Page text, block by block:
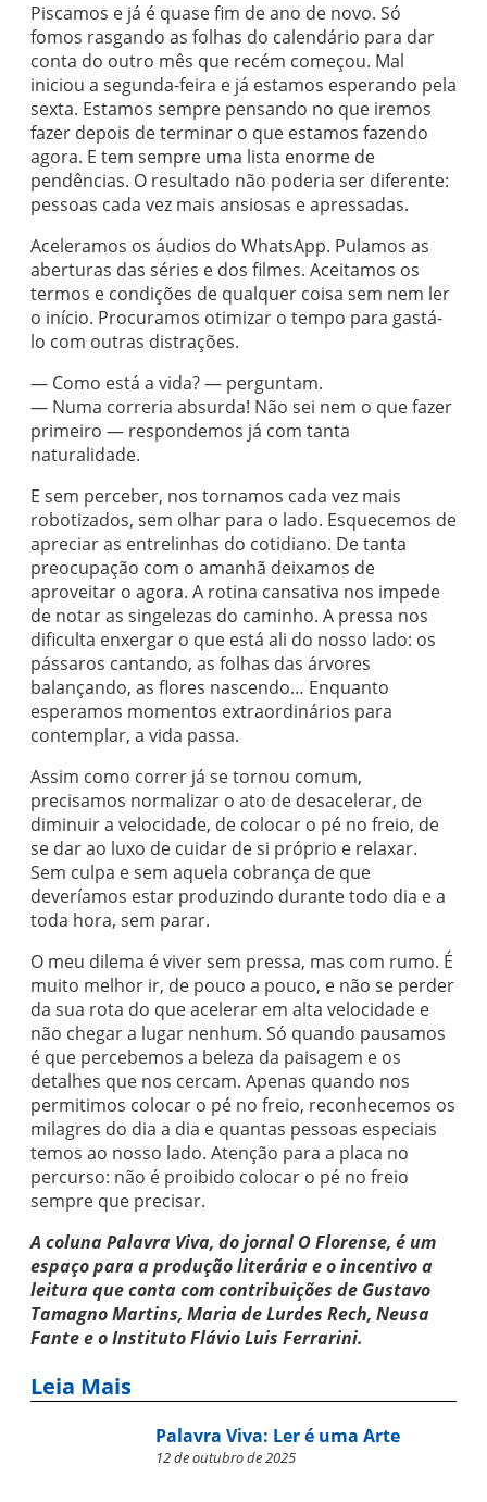
Piscamos e já é quase fim de ano de novo. Só
fomos rasgando as folhas do calendário para dar
conta do outro mês que recém começou. Mal
iniciou a segunda-feira e já estamos esperando pela
sexta. Estamos sempre pensando no que iremos
fazer depois de terminar o que estamos fazendo
agora. E tem sempre uma lista enorme de
pendências. O resultado não poderia ser diferente:
pessoas cada vez mais ansiosas e apressadas.
Aceleramos os áudios do WhatsApp. Pulamos as
aberturas das séries e dos filmes. Aceitamos os
termos e condições de qualquer coisa sem nem ler
o início. Procuramos otimizar o tempo para gastá-
lo com outras distrações.
— Como está a vida? — perguntam.
— Numa correria absurda! Não sei nem o que fazer
primeiro — respondemos já com tanta
naturalidade.
E sem perceber, nos tornamos cada vez mais
robotizados, sem olhar para o lado. Esquecemos de
apreciar as entrelinhas do cotidiano. De tanta
preocupação com o amanhã deixamos de
aproveitar o agora. A rotina cansativa nos impede
de notar as singelezas do caminho. A pressa nos
dificulta enxergar o que está ali do nosso lado: os
pássaros cantando, as folhas das árvores
balançando, as flores nascendo… Enquanto
esperamos momentos extraordinários para
contemplar, a vida passa.
Assim como correr já se tornou comum,
precisamos normalizar o ato de desacelerar, de
diminuir a velocidade, de colocar o pé no freio, de
se dar ao luxo de cuidar de si próprio e relaxar.
Sem culpa e sem aquela cobrança de que
deveríamos estar produzindo durante todo dia e a
toda hora, sem parar.
O meu dilema é viver sem pressa, mas com rumo. É
muito melhor ir, de pouco a pouco, e não se perder
da sua rota do que acelerar em alta velocidade e
não chegar a lugar nenhum. Só quando pausamos
é que percebemos a beleza da paisagem e os
detalhes que nos cercam. Apenas quando nos
permitimos colocar o pé no freio, reconhecemos os
milagres do dia a dia e quantas pessoas especiais
temos ao nosso lado. Atenção para a placa no
percurso: não é proibido colocar o pé no freio
sempre que precisar.
A coluna Palavra Viva, do jornal O Florense, é um
espaço para a produção literária e o incentivo a
leitura que conta com contribuições de Gustavo
Tamagno Martins, Maria de Lurdes Rech, Neusa
Fante e o Instituto Flávio Luis Ferrarini.
Leia Mais
Palavra Viva: Ler é uma Arte
12 de outubro de 2025